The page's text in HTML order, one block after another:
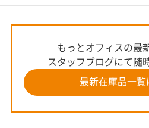
もっとオフィスの最
スタッフブログにて随
最新在庫品一覧